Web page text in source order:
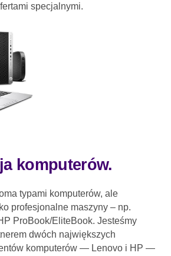
specjalnymi.
komputerów.
typami komputerów, ale
profesjonalne maszyny – np.
ProBook/EliteBook. Jesteśmy
dwóch największych
komputerów — Lenovo i HP —